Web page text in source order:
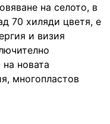
на селото, в
70 хиляди цветя, е
и визия
новата
многопластов